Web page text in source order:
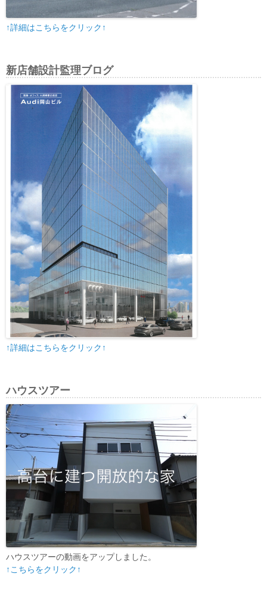
↑詳細はこちらをクリック↑
新店舗設計監理ブログ
↑詳細はこちらをクリック↑
ハウスツアー
ハウスツアーの動画をアップしました。
↑こちらをクリック↑